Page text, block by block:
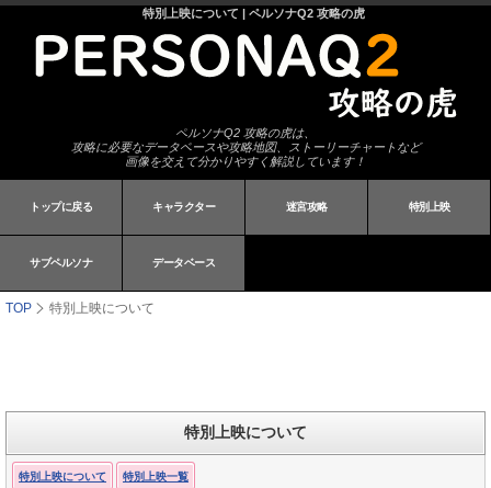
特別上映について | ペルソナQ2 攻略の虎
ペルソナQ2 攻略の虎は、
攻略に必要なデータベースや攻略地図、ストーリーチャートなど
画像を交えて分かりやすく解説しています！
トップに戻る キャラクター 迷宮攻略 特別上映
サブペルソナ データベース
TOP 特別上映について
特別上映について
特別上映について 特別上映一覧